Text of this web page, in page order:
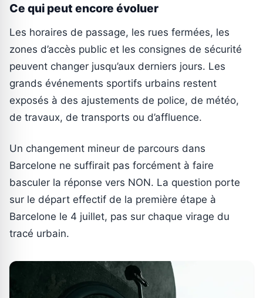
Ce qui peut encore évoluer
Les horaires de passage, les rues fermées, les
zones d’accès public et les consignes de sécurité
peuvent changer jusqu’aux derniers jours. Les
grands événements sportifs urbains restent
exposés à des ajustements de police, de météo,
de travaux, de transports ou d’affluence.
Un changement mineur de parcours dans
Barcelone ne suffirait pas forcément à faire
basculer la réponse vers NON. La question porte
sur le départ effectif de la première étape à
Barcelone le 4 juillet, pas sur chaque virage du
tracé urbain.